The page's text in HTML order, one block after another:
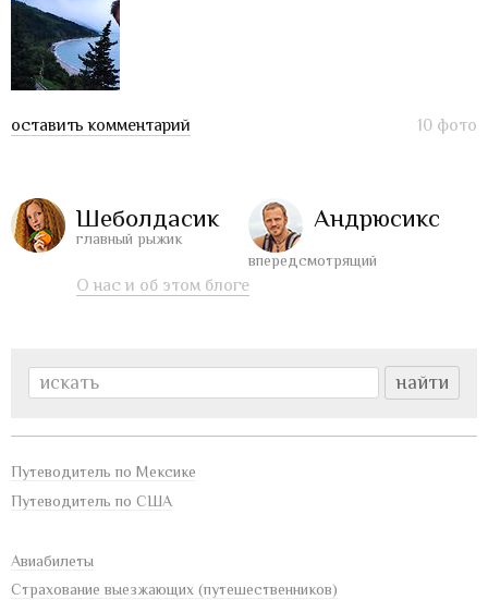
оставить комментарий 10 фото
Шеболдасик
главный рыжик
Андрюсикс
впередсмотрящий
О нас и об этом блоге
Путеводитель по Мексике
Путеводитель по США
Авиабилеты
Страхование выезжающих (путешественников)